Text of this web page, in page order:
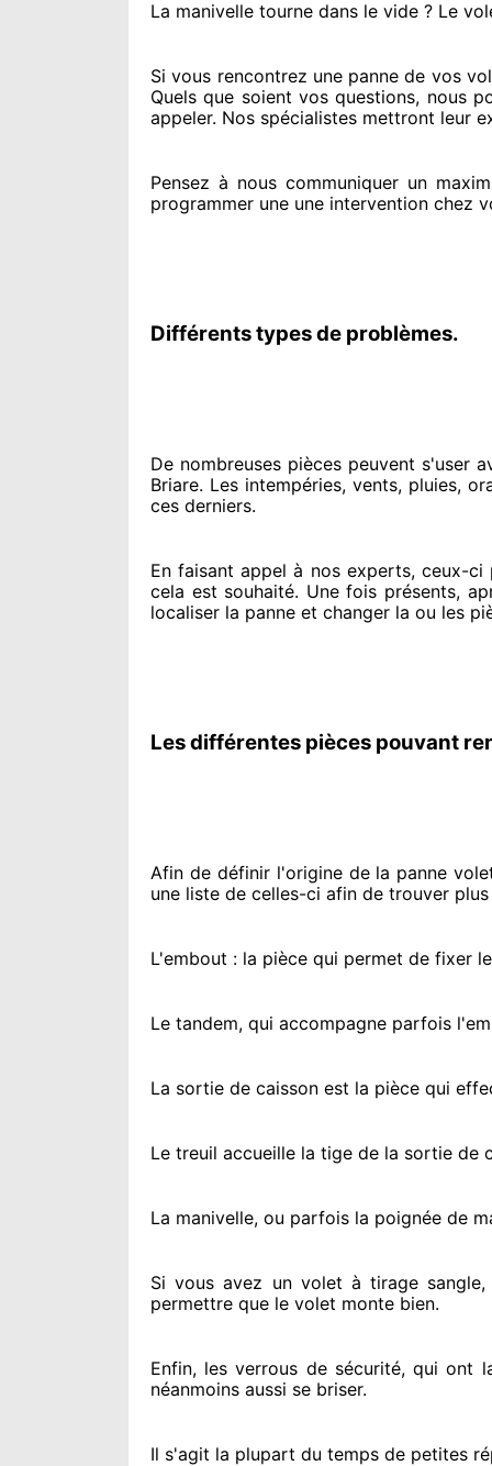
La manivelle tourne dans le vide ? Le
Si vous rencontrez une panne de vos
Quels que soient vos questions, nous
appeler. Nos spécialistes mettront leur
Pensez à nous communiquerun
programmer une une intervention chez
Différents types de problèmes.
De nombreuses pièces peuvent s'user
Briare. Les intempéries, vents, pluies,
ces derniers.
En faisant appel à nos experts, ceux-ci
cela est souhaité. Une fois présents,
localiser la panne et changer la ou les
Les différentes pièces pouvant
Afin de définir l'originede la panne
une liste de celles-ci afin de trouver
L'embout : la pièce qui permet de fixer
Le tandem, qui accompagne parfois
La sortie de caisson est la pièce qui
Le treuil accueille la tige de la sortie
La manivelle, ou parfois la poignée de
Si vous avez un volet à tirage
permettre que le volet monte bien.
Enfin, les verrous de sécurité, qui ont
néanmoins aussi se briser.
Il s'agit la plupart du temps de petites